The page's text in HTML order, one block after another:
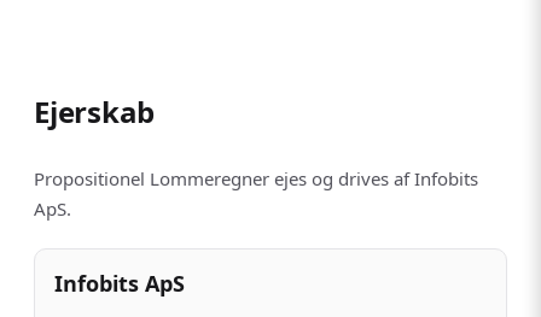
Ejerskab
Propositionel Lommeregner ejes og drives af Infobits
ApS.
Infobits ApS